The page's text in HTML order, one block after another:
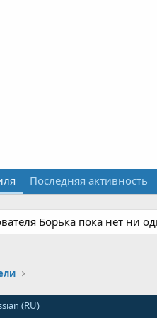
Последняя активность
Борька пока нет ни
(RU)